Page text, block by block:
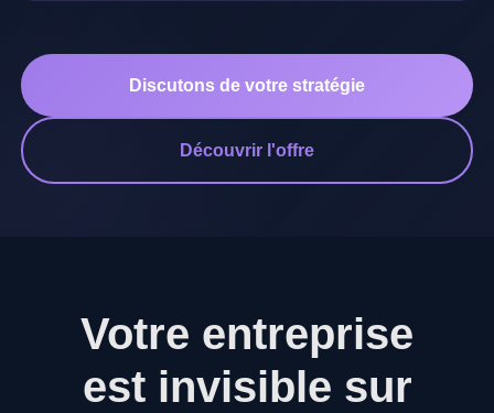
Discutons de votre stratégie
Découvrir l'offre
Votre entreprise
est invisible sur